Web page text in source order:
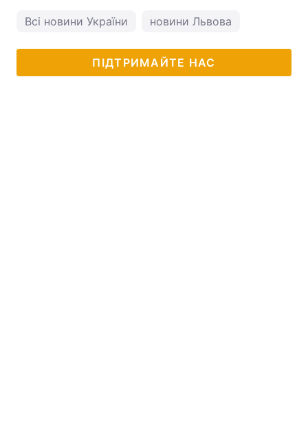
Всі новини України новини Львова
ПІДТРИМАЙТЕ НАС